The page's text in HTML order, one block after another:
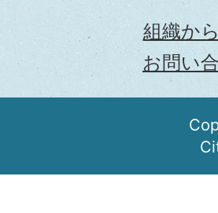
組織か
お問い